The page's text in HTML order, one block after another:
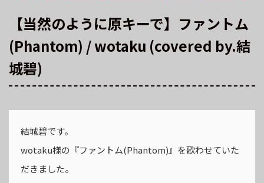
【当然のように原キーで】ファントム
(Phantom) / wotaku (covered by.結
城碧)
結城碧です。
wotaku様の『ファントム(Phantom)』を歌わせていた
だきました。